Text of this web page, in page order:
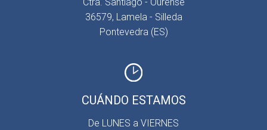
Ctra. Santiago - Ourense
36579, Lamela - Silleda
Pontevedra (ES)
CUÁNDO ESTAMOS
De LUNES a VIERNES